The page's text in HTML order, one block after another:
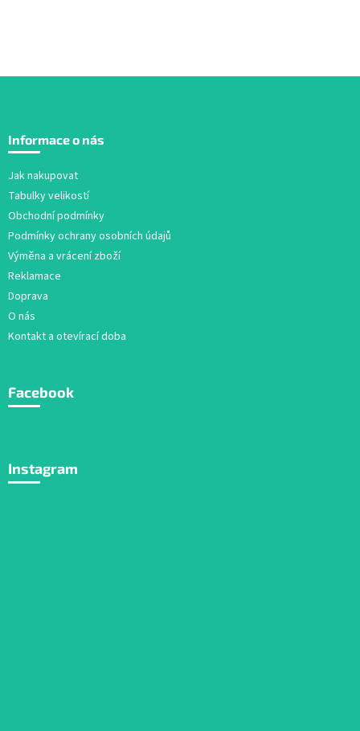
p
Informace o nás
Jak nakupovat
Tabulky velikostí
Obchodní podmínky
Podmínky ochrany osobních údajů
Výměna a vrácení zboží
Reklamace
Doprava
O nás
Kontakt a otevírací doba
Facebook
Instagram